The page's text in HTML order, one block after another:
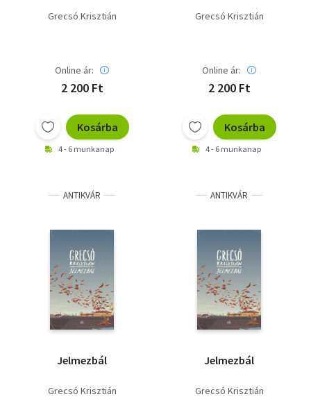
Grecsó Krisztián
Online ár:
2 200 Ft
Kosárba
4 - 6 munkanap
Grecsó Krisztián
Online ár:
2 200 Ft
Kosárba
4 - 6 munkanap
ANTIKVÁR
Jelmezbál
Grecsó Krisztián
ANTIKVÁR
Jelmezbál
Grecsó Krisztián